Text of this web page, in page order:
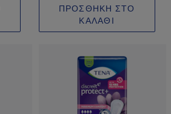
ΠΡΟΣΘΗΚΗ ΣΤΟ
ΚΑΛΑΘΙ